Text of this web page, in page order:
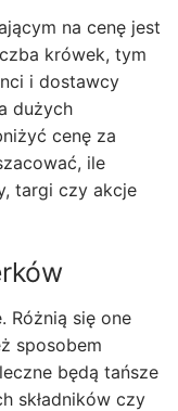
na cenę jest
krówek, tym
i dostawcy
dużych
cenę za
ile
targi czy akcje
Różnią się one
sposobem
będą tańsze
składników czy